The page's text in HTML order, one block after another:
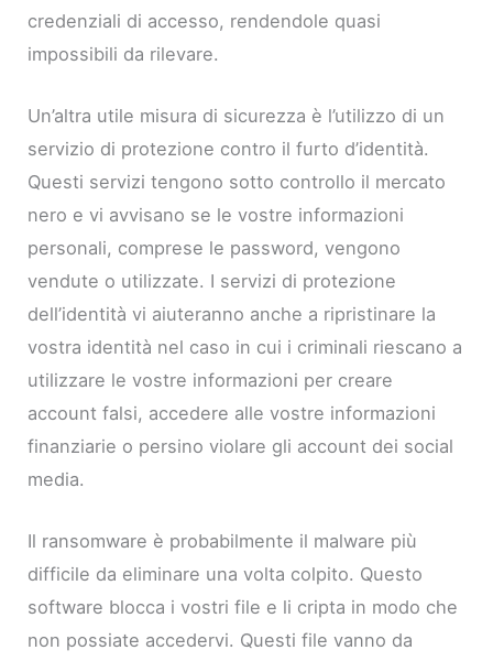
credenziali di accesso, rendendole quasi
impossibili da rilevare.
Un’altra utile misura di sicurezza è l’utilizzo di un
servizio di protezione contro il furto d’identità.
Questi servizi tengono sotto controllo il mercato
nero e vi avvisano se le vostre informazioni
personali, comprese le password, vengono
vendute o utilizzate. I servizi di protezione
dell’identità vi aiuteranno anche a ripristinare la
vostra identità nel caso in cui i criminali riescano a
utilizzare le vostre informazioni per creare
account falsi, accedere alle vostre informazioni
finanziarie o persino violare gli account dei social
media.
Il ransomware è probabilmente il malware più
difficile da eliminare una volta colpito. Questo
software blocca i vostri file e li cripta in modo che
non possiate accedervi. Questi file vanno da